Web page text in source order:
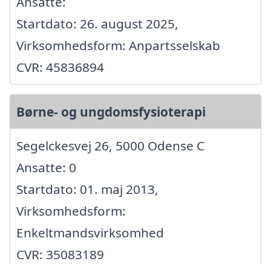
Startdato: 26. august 2025,
Virksomhedsform: Anpartsselskab
CVR: 45836894
Børne- og ungdomsfysioterapi
Segelckesvej 26, 5000 Odense C
Ansatte: 0
Startdato: 01. maj 2013,
Virksomhedsform:
Enkeltmandsvirksomhed
CVR: 35083189